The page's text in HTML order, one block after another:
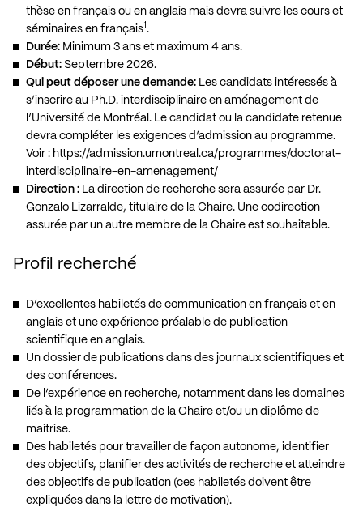
thèse en français ou en anglais mais devra suivre les cours et
séminaires en français1 .
Durée: Minimum 3 ans et maximum 4 ans.
Début: Septembre 2026.
Qui peut déposer une demande: Les candidats intéressés à
s’inscrire au Ph.D. interdisciplinaire en aménagement de
l’Université de Montréal. Le candidat ou la candidate retenue
devra compléter les exigences d’admission au programme.
Voir : https://admission.umontreal.ca/programmes/doctorat-
interdisciplinaire-en-amenagement/
Direction : La direction de recherche sera assurée par Dr.
Gonzalo Lizarralde, titulaire de la Chaire. Une codirection
assurée par un autre membre de la Chaire est souhaitable.
Profil recherché
D’excellentes habiletés de communication en français et en
anglais et une expérience préalable de publication
scientifique en anglais.
Un dossier de publications dans des journaux scientifiques et
des conférences.
De l’expérience en recherche, notamment dans les domaines
liés à la programmation de la Chaire et/ou un diplôme de
maitrise.
Des habiletés pour travailler de façon autonome, identifier
des objectifs, planifier des activités de recherche et atteindre
des objectifs de publication (ces habiletés doivent être
expliquées dans la lettre de motivation).